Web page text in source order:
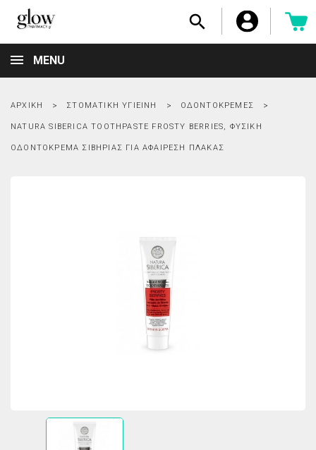

MENU
ΑΡΧΙΚΉ ΣΤΟΜΑΤΙΚΉ ΥΓΙΕΙΝΉ ΟΔΟΝΤΌΚΡΕΜΕΣ
NATURA SIBERICA TOOTHPASTE FROSTY BERRIES, ΦΥΣΙΚΉ
ΟΔΟΝΤΌΚΡΕΜΑ ΣΙΒΗΡΊΑΣ ΓΙΑ ΑΦΑΊΡΕΣΗ ΠΛΆΚΑΣ